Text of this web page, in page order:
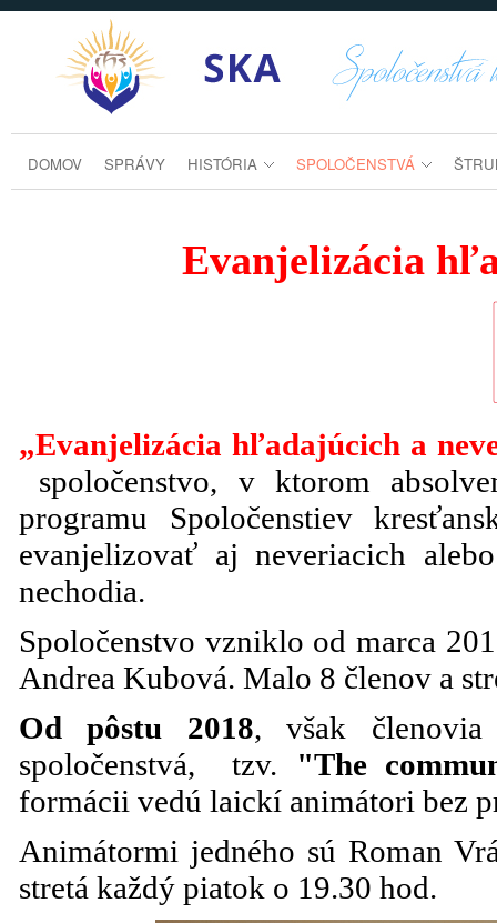
pre_hladajucich_a_neveriacich
DOMOV SPRÁVY HISTÓRIA SPOLOČENSTVÁ
Evanjelizácia
„Evanjelizácia hľadajúcich a
spoločenstvo, v ktorom
programu Spoločenstiev
evanjelizovať aj neveriacich
nechodia.
Spoločenstvo vzniklo od marca
Andrea Kubová. Malo 8 členov a
Od pôstu 2018, však
spoločenstvá, tzv. "The
formácii vedú laickí animátori bez
Animátormi jedného sú Roman
stretá každý piatok o 19.30 hod.